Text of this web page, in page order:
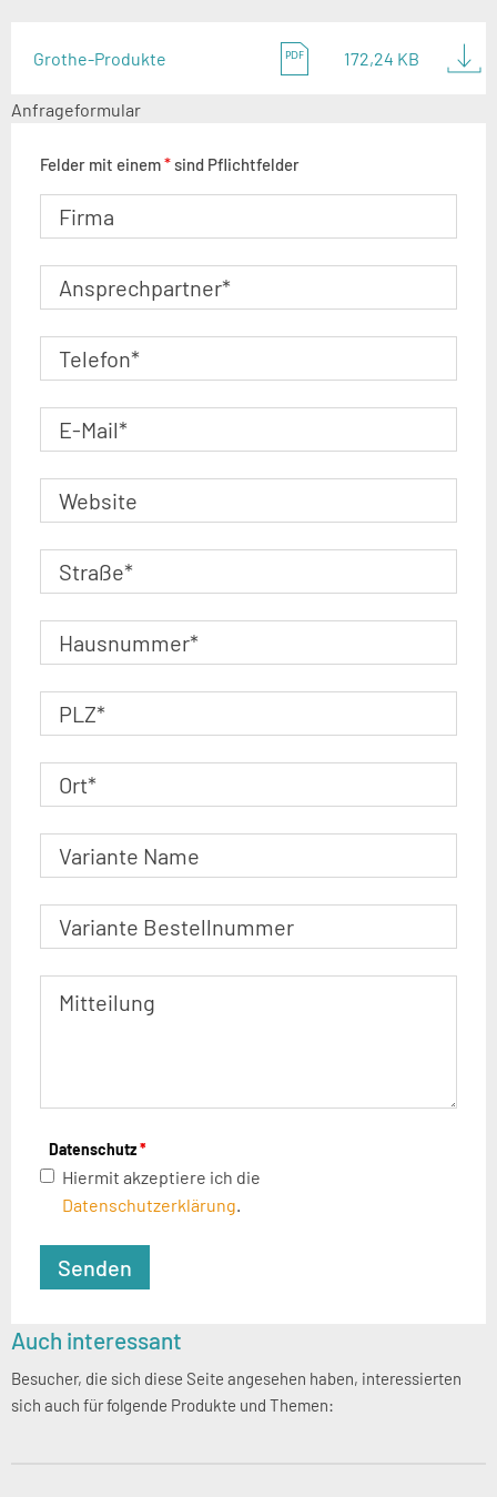
Grothe-Produkte 172,24 KB
Anfrageformular
Felder mit einem*sind Pflichtfelder
Datenschutz*
Hiermit akzeptiere ich die
Datenschutzerklärung.
Seitenspalte
Auch interessant
Besucher, die sich diese Seite angesehen haben, interessierten
sich auch für folgende Produkte und Themen: